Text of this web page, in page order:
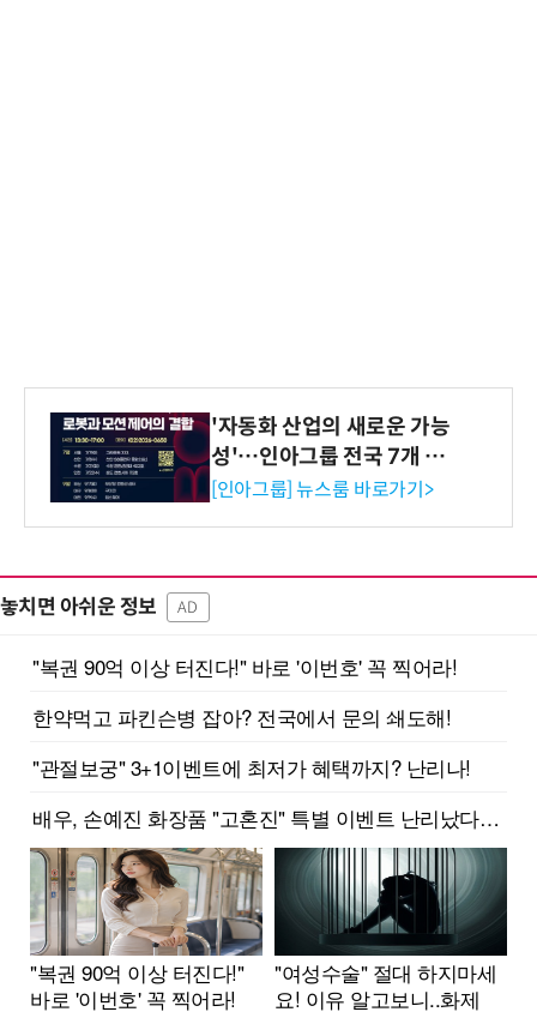
'자동화 산업의 새로운 가능
성'…인아그룹 전국 7개 도
시 세미나 페어 개최
[인아그룹] 뉴스룸 바로가기>
놓치면 아쉬운 정보 AD